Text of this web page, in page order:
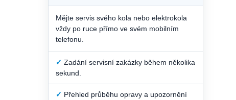
Mějte servis svého kola nebo elektrokola
vždy po ruce přímo ve svém mobilním
telefonu.
✓ Zadání servisní zakázky během několika
sekund.
✓ Přehled průběhu opravy a upozornění